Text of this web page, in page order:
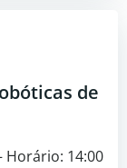
de
Horário: 14:00